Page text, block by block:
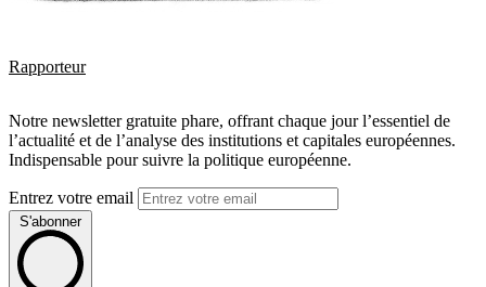
Rapporteur
Notre newsletter gratuite phare, offrant chaque jour l’essentiel de
l’actualité et de l’analyse des institutions et capitales européennes.
Indispensable pour suivre la politique européenne.
Entrez votre email
S'abonner